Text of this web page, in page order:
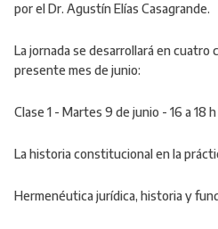
por el Dr. Agustín Elías Casagrande.
La jornada se desarrollará en cuatro
presente mes de junio:
Clase 1 - Martes 9 de junio - 16 a 18 h
La historia constitucional en la
Hermenéutica jurídica, historia y